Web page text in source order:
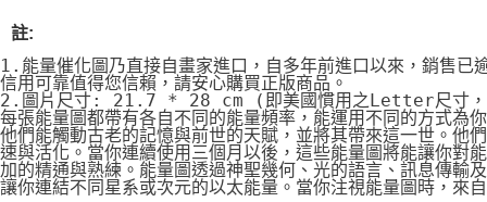
註:
1.能量催化圖乃直接自畫家進口，自多年前進口以來，銷售已
信用可靠值得您信賴，請安心購買正版商品。
2.圖片尺寸: 21.7 * 28 cm (即美國慣用之Letter尺寸，
每張能量圖都帶有各自不同的能量頻率，能運用不同的方式為
他們能觸動古老的記憶與前世的天賦，並將其帶來這一世。他
速與活化。當你連續使用三個月以後，這些能量圖將能讓你對
加的精通與熟練。能量圖透過神聖幾何、光的語言、訊息傳輸
讓你連結不同星系或次元的以太能量。當你注視能量圖時，來